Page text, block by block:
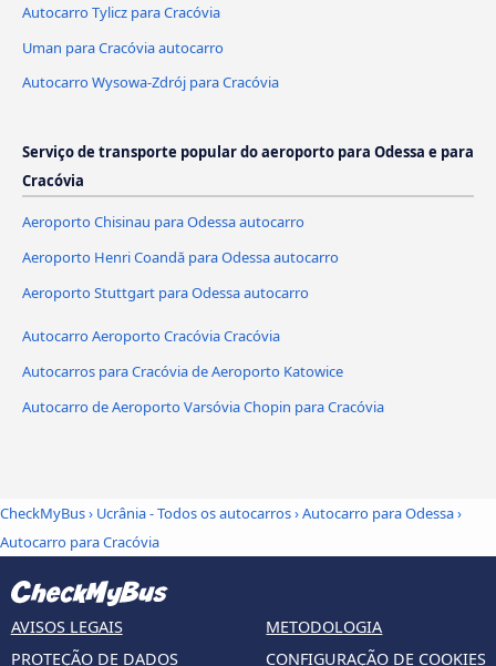
Autocarro Tylicz para Cracóvia
Uman para Cracóvia autocarro
Autocarro Wysowa-Zdrój para Cracóvia
Serviço de transporte popular do aeroporto para Odessa e para
Cracóvia
Aeroporto Chisinau para Odessa autocarro
Aeroporto Henri Coandă para Odessa autocarro
Aeroporto Stuttgart para Odessa autocarro
Autocarro Aeroporto Cracóvia Cracóvia
Autocarros para Cracóvia de Aeroporto Katowice
Autocarro de Aeroporto Varsóvia Chopin para Cracóvia
CheckMyBus› Ucrânia - Todos os autocarros›Autocarro para Odessa›
Autocarro para Cracóvia
AVISOS LEGAIS
PROTEÇÃO DE DADOS
METODOLOGIA
CONFIGURAÇÃO DE COOKIES